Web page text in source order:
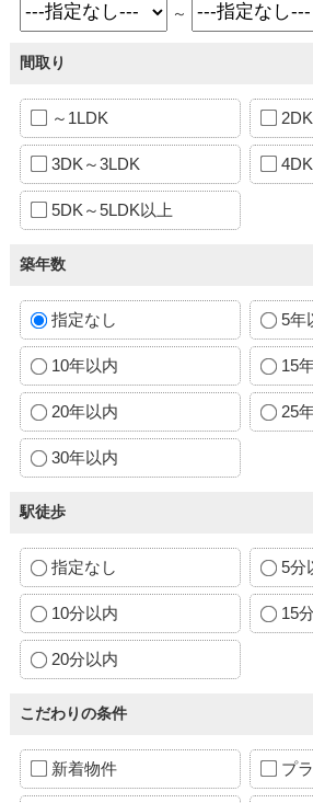
～
間取り
～1LDK
3DK～3LDK
5DK～5LDK以上
築年数
指定なし 5年
10年以内 15
20年以内 25
30年以内
駅徒歩
指定なし 5分
10分以内 15
20分以内
こだわりの条件
新着物件 プ